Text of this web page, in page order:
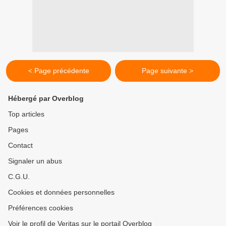
< Page précédente Page suivante >
Hébergé par Overblog
Top articles
Pages
Contact
Signaler un abus
C.G.U.
Cookies et données personnelles
Préférences cookies
Voir le profil de Veritas sur le portail Overblog